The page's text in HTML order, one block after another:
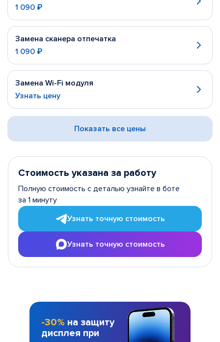
1 090 ₽
Замена сканера отпечатка
1 090 ₽
Замена Wi-Fi модуля
Узнать цену
Показать все цены
Стоимость указана за работу
Полную стоимость с деталью узнайте в боте
за 1 минуту
Узнать точную стоимость
Узнать точную стоимость
-30% на защиту
дисплея при